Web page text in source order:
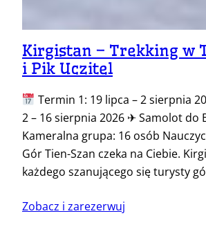
Kirgistan – Trekking w
i Pik Uczitel
Termin 1: 19 lipca – 2 sierpnia
2 – 16 sierpnia 2026 ✈ Samolot do
Kameralna grupa: 16 osób
Gór Tien-Szan czeka na Ciebie.
każdego szanującego się turysty
Zobacz i zarezerwuj